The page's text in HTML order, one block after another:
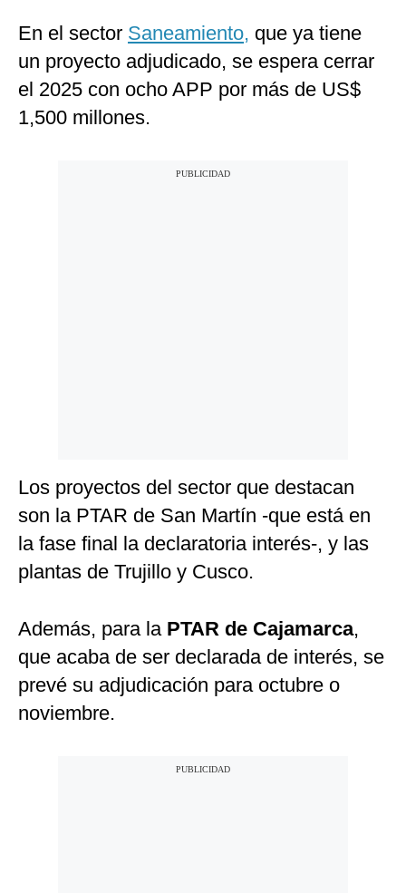
En el sector Saneamiento, que ya tiene
un proyecto adjudicado, se espera cerrar
el 2025 con ocho APP por más de US$
1,500 millones.
Los proyectos del sector que destacan
son la PTAR de San Martín -que está en
la fase final la declaratoria interés-, y las
plantas de Trujillo y Cusco.
Además, para laPTAR de Cajamarca,
que acaba de ser declarada de interés, se
prevé su adjudicación para octubre o
noviembre.